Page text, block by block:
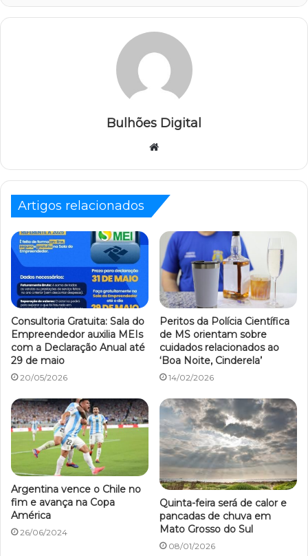
Bulhões Digital
Website
Artigos relacionados
Consultoria Gratuita: Sala do
Empreendedor auxilia MEIs
com a Declaração Anual até
29 de maio
20/05/2026
Peritos da Polícia Científica
de MS orientam sobre
cuidados relacionados ao
‘Boa Noite, Cinderela’
14/02/2026
Argentina vence o Chile no
fim e avança na Copa
América
26/06/2024
Quinta-feira será de calor e
pancadas de chuva em
Mato Grosso do Sul
08/01/2026